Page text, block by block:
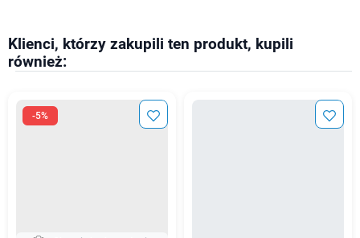
Klienci, którzy zakupili ten produkt, kupili
również:
-5%